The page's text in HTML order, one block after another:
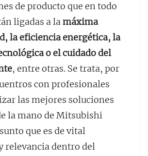
de producto que en todo
ligadas a lamáxima
la eficiencia energética, la
o el cuidado del
, entre otras. Se trata, por
con profesionales
las mejores soluciones
la mano de Mitsubishi
que es de vital
relevancia dentro del